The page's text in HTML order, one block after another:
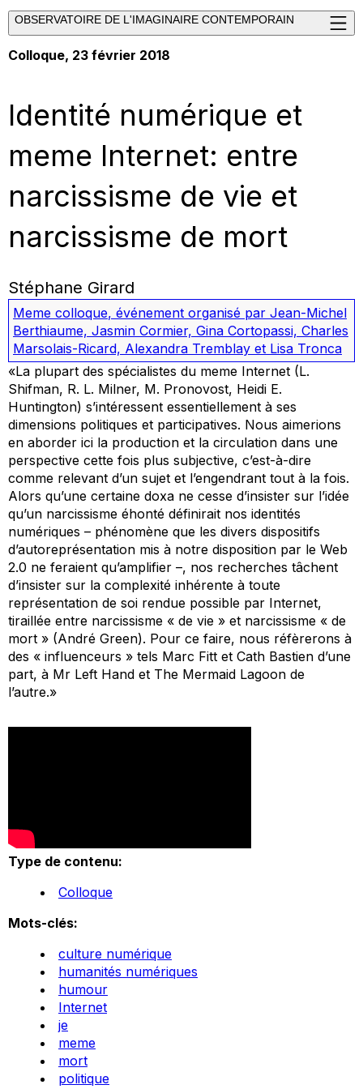
OBSERVATOIRE DE L'IMAGINAIRE CONTEMPORAIN
Colloque, 23 février 2018
Identité numérique et
meme Internet: entre
narcissisme de vie et
narcissisme de mort
Stéphane Girard
Meme colloque, événement organisé par Jean-Michel
Berthiaume, Jasmin Cormier, Gina Cortopassi, Charles
Marsolais-Ricard, Alexandra Tremblay et Lisa Tronca
«La plupart des spécialistes du meme Internet (L.
Shifman, R. L. Milner, M. Pronovost, Heidi E.
Huntington) s’intéressent essentiellement à ses
dimensions politiques et participatives. Nous aimerions
en aborder ici la production et la circulation dans une
perspective cette fois plus subjective, c’est-à-dire
comme relevant d’un sujet et l’engendrant tout à la fois.
Alors qu’une certaine doxa ne cesse d’insister sur l’idée
qu’un narcissisme éhonté définirait nos identités
numériques – phénomène que les divers dispositifs
d’autoreprésentation mis à notre disposition par le Web
2.0 ne feraient qu’amplifier –, nos recherches tâchent
d’insister sur la complexité inhérente à toute
représentation de soi rendue possible par Internet,
tiraillée entre narcissisme « de vie » et narcissisme « de
mort » (André Green). Pour ce faire, nous réfèrerons à
des « influenceurs » tels Marc Fitt et Cath Bastien d’une
part, à Mr Left Hand et The Mermaid Lagoon de
l’autre.»
Type de contenu:
Colloque
Mots-clés:
culture numérique
humanités numériques
humour
Internet
je
meme
mort
politique